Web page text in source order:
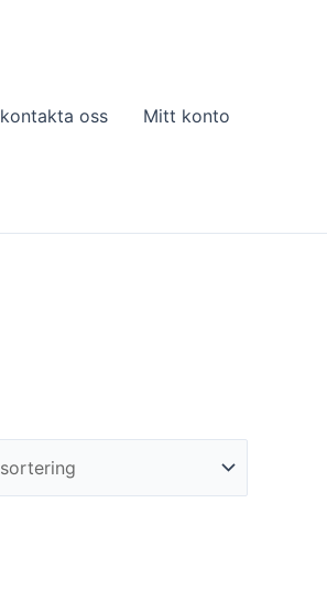
kontakta oss Mitt konto